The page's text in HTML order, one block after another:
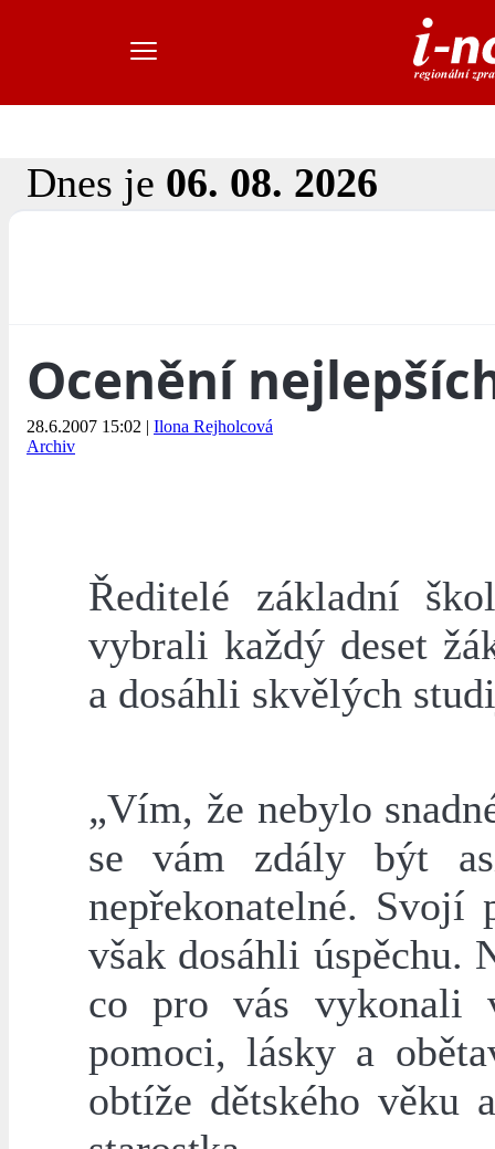
Dnes je 06. 08. 2026
Ocenění
28.6.2007 15:02 | Ilona Rejholcová
Archiv
Ředitelé základní
vybrali každý deset
a dosáhli skvělých
„Vím, že nebylo
se vám zdály být
nepřekonatelné.
však dosáhli úspěchu.
co pro vás vykonali
pomoci, lásky a
obtíže dětského věku